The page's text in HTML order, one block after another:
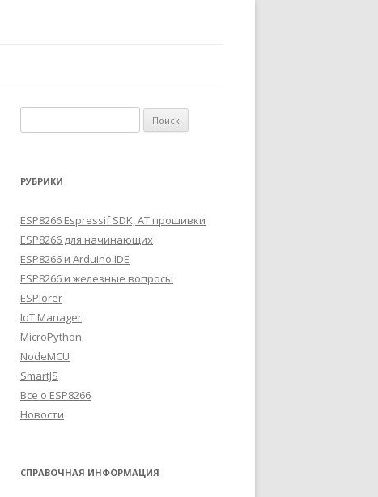
РУБРИКИ
ESP8266 Espressif SDK, AT прошивки
ESP8266 для начинающих
ESP8266 и Arduino IDE
ESP8266 и железные вопросы
ESPlorer
IoT Manager
MicroPython
NodeMCU
SmartJS
Все о ESP8266
Новости
СПРАВОЧНАЯ ИНФОРМАЦИЯ